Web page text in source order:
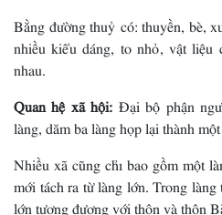
Bằng đường thuỷ có: thuyền, bè,
nhiều kiểu dáng, to nhỏ, vật liệu
nhau.
Quan hệ xã hội: Ðại bộ phận
làng, dăm ba làng họp lại thành một
Nhiều xã cũng chỉ bao gồm một
mới tách ra từ làng lớn. Trong
lớn tương đương với thôn và thôn